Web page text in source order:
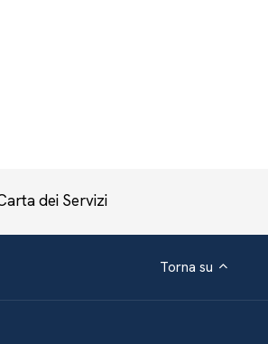
dei Servizi
Torna su